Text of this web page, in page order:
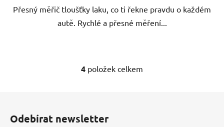
Přesný měřič tloušťky laku, co ti řekne pravdu o každém
autě. Rychlé a přesné měření...
O
4 položek celkem
Odebírat newsletter